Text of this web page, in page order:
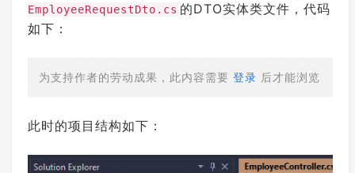
EmployeeRequestDto.cs 的DTO实体类文件，代码
如下：
为支持作者的劳动成果，此内容需要 登录 后才能浏览
此时的项目结构如下：